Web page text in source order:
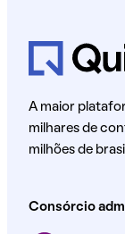
A maior
milhares de
milhões de
Consórcio